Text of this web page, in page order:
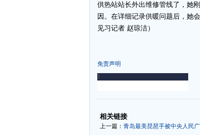
供热站站长外出维修管线了，她
因。在详细记录供暖问题后，她
见习记者 赵琼洁）
免责声明
-
相关链接
上一篇： 青岛最美琵琶手被中央人民